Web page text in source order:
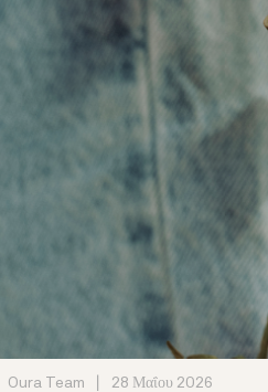
Oura Team 28 Μαΐου 2026